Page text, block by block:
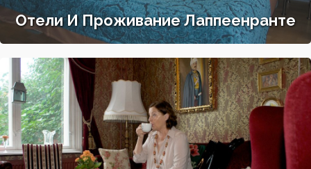
Отели И Проживание Лаппеенранте